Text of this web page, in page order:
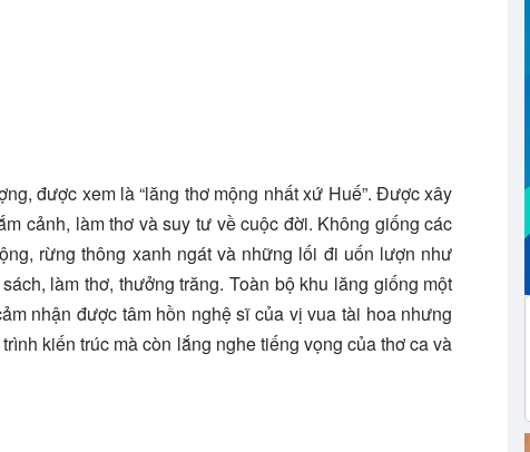
được xem là “lăng thơ mộng nhất xứ Huế”. Được xây
cảnh, làm thơ và suy tư về cuộc đời. Không giống các
rừng thông xanh ngát và những lối đi uốn lượn như
làm thơ, thưởng trăng. Toàn bộ khu lăng giống một
nhận được tâm hồn nghệ sĩ của vị vua tài hoa nhưng
kiến trúc mà còn lắng nghe tiếng vọng của thơ ca và